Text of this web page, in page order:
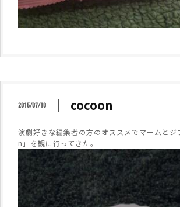
2015/07/10 cocoon
演劇好きな編集者の方のオススメでマームと
n」を観に行ってきた。